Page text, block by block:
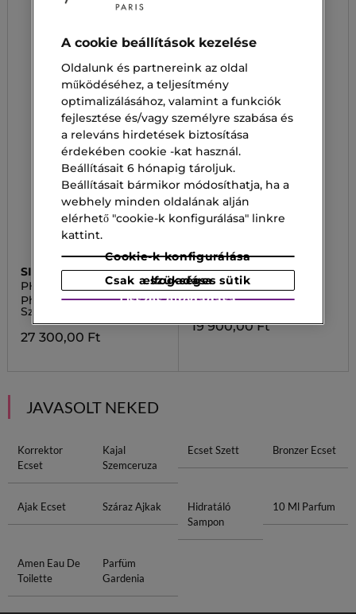
SISLEY
PHYTO
Phyto Sourcils Design
Szemöldökceruza
27 300,00 Ft
MARIONNAUD SMINK
THE ENCHANTED
GARDEN
Advent calendar
19 900,00 Ft
JAVASOLT NEKED
Korrektor
Ecset
Kajal
Szemceruza
Ecset Szett Bronzer Ecset
Ajak Ecset Száraz Ajkak
Hidratáló
Sampon
10 Ml Parfum
Amen Eau De
Toilette
Parfüm
Gardenia
A cookie beállítások kezelése
Oldalunk és partnereink az oldal
működéséhez, a teljesítmény
optimalizálásához, valamint a funkciók
fejlesztése és/vagy személyre szabása és
a releváns hirdetések biztosítása
érdekében cookie -kat használ.
Beállításait 6 hónapig tároljuk.
Beállításait bármikor módosíthatja, ha a
webhely minden oldalának alján
elérhető "cookie-k konfigurálása" linkre
kattint.
Cookie-k konfigurálása
Csak a szükséges sütik elfogadása
Összes elfogadása